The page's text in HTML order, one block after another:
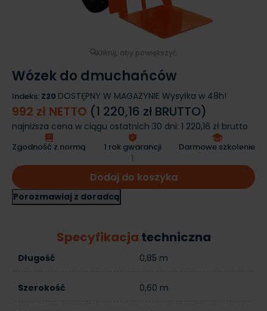
Kliknij, aby powiększyć
Wózek do dmuchańców
Indeks: Z20 DOSTĘPNY W MAGAZYNIE Wysyłka w 48h!
992 zł NETTO (1 220,16 zł BRUTTO)
najniższa cena w ciągu ostatnich 30 dni: 1 220,16 zł brutto
Zgodność z normą 1 rok gwarancji Darmowe szkolenie
Dodaj do koszyka
Porozmawiaj z doradcą
Specyfikacja techniczna
Długość 0,85 m
Szerokość 0,60 m